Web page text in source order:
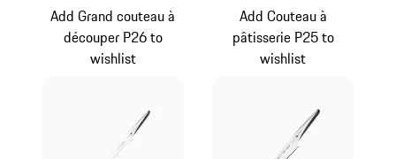
Add Grand couteau à
découper P26 to
wishlist
Add Couteau à
pâtisserie P25 to
wishlist